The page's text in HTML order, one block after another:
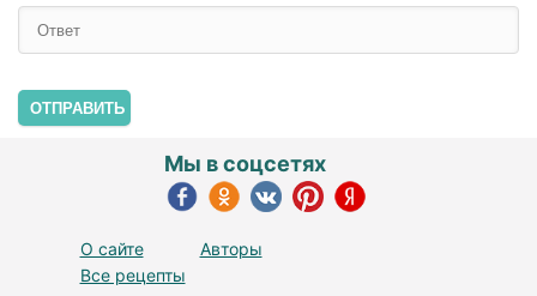
ОТПРАВИТЬ
О сайте
Авторы
Все рецепты
Мы в соцсетях